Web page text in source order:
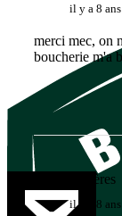
il y a 8 ans
merci mec, on
boucherie m'a
Team Viscères
il y a 8 ans